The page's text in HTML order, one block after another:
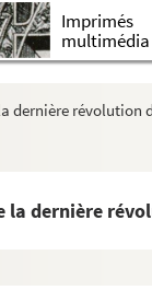
Imprimés
multimédia
dernière révolution
la dernière
le comte de
dit Tyrel, escuyer,